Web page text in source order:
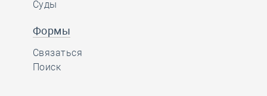
Суды
Формы
Связаться
Поиск